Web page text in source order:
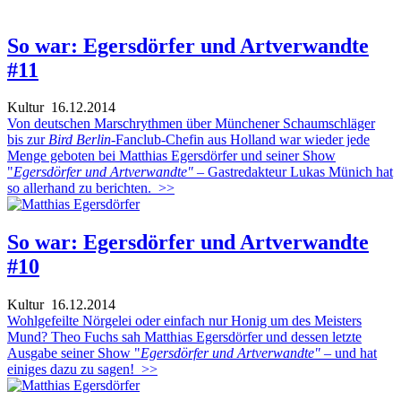
So war: Egersdörfer und Artverwandte
#11
Kultur16.12.2014
Von deutschen Marschrythmen über Münchener Schaumschläger
bis zurBird Berlin-Fanclub-Chefin aus Holland war wieder jede
Menge geboten bei Matthias Egersdörfer und seiner Show
"Egersdörfer und Artverwandte" – Gastredakteur Lukas Münich hat
so allerhand zu berichten. >>
So war: Egersdörfer und Artverwandte
#10
Kultur16.12.2014
Wohlgefeilte Nörgelei oder einfach nur Honig um des Meisters
Mund? Theo Fuchs sah Matthias Egersdörfer und dessen letzte
Ausgabe seiner Show "Egersdörfer und Artverwandte" – und hat
einiges dazu zu sagen! >>